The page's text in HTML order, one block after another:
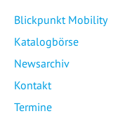
Blickpunkt Mobility
Katalogbörse
Newsarchiv
Kontakt
Termine